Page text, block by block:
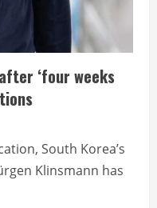
‘four weeks
South Korea’s
Klinsmann has